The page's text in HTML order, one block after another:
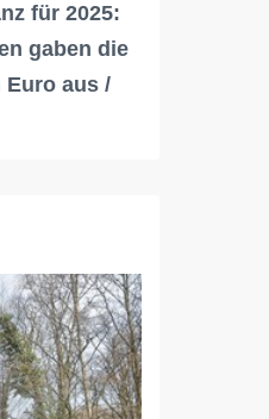
für 2025:
gaben die
Euro aus /